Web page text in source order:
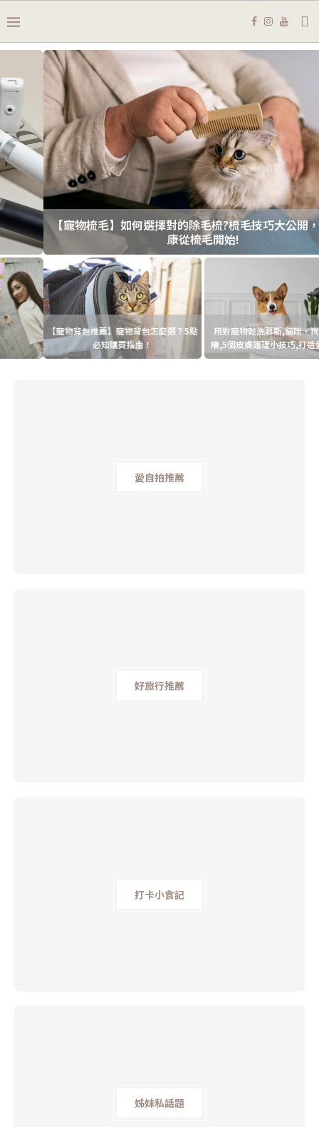
【寵物梳毛】如何選擇對的除毛梳?梳毛技巧大公開，毛孩健
康從梳毛開始!
【寵物背包推薦】寵物背包怎麼選？5點
必知購買指南！
用對寵物乾洗慕斯,貓咪、狗狗不再抓
癢,5個皮膚護理小技巧,打造愛寵清新...
愛自拍推薦
好旅行推薦
打卡小食記
姊妹私話題